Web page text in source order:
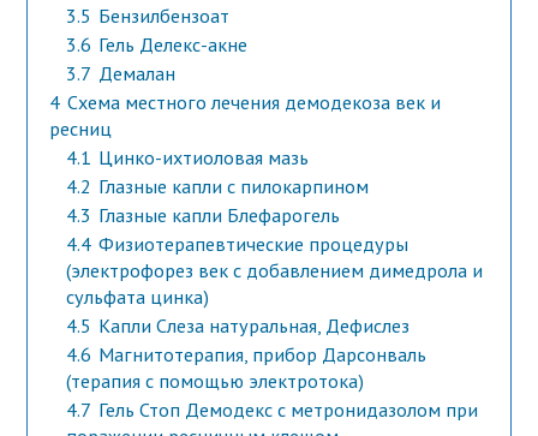
3.5 Бензилбензоат
3.6 Гель Делекс-акне
3.7 Демалан
4 Схема местного лечения демодекоза век и
ресниц
4.1 Цинко-ихтиоловая мазь
4.2 Глазные капли с пилокарпином
4.3 Глазные капли Блефарогель
4.4 Физиотерапевтические процедуры
(электрофорез век с добавлением димедрола и
сульфата цинка)
4.5 Капли Слеза натуральная, Дефислез
4.6 Магнитотерапия, прибор Дарсонваль
(терапия с помощью электротока)
4.7 Гель Стоп Демодекс с метронидазолом при